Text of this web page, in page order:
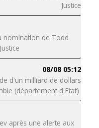
Justice
nomination de Todd
08/08 05:12
d'un milliard de dollars
(département d'Etat)
après une alerte aux